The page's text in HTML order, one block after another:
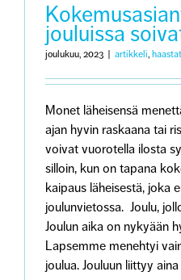
jouluissa
joulukuu, 2023 artikkeli,
Monet läheisensä
ajan hyvin raskaana tai
voivat vuorotella ilosta
silloin, kun on tapana
kaipaus läheisestä, joka
joulunvietossa. Joulu,
Joulun aika on nykyään
Lapsemme menehtyi
joulua. Jouluun liittyy aina